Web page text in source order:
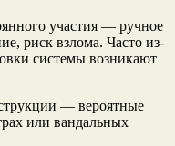
участия — ручное
риск взлома. Часто из-
системы возникают
— вероятные
или вандальных